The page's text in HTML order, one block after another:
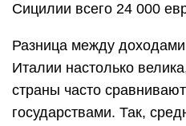
Сицилии всего 24 000
Разница между
Италии настолько
страны часто
государствами. Так,